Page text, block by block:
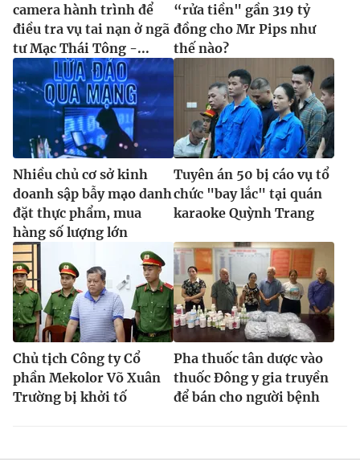
camera hành trình để
điều tra vụ tai nạn ở ngã
tư Mạc Thái Tông -...
“rửa tiền" gần 319 tỷ
đồng cho Mr Pips như
thế nào?
Nhiều chủ cơ sở kinh
doanh sập bẫy mạo danh
đặt thực phẩm, mua
hàng số lượng lớn
Tuyên án 50 bị cáo vụ tổ
chức "bay lắc" tại quán
karaoke Quỳnh Trang
Chủ tịch Công ty Cổ
phần Mekolor Võ Xuân
Trường bị khởi tố
Pha thuốc tân dược vào
thuốc Đông y gia truyền
để bán cho người bệnh